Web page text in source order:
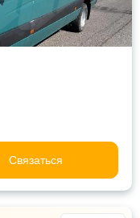
Связаться